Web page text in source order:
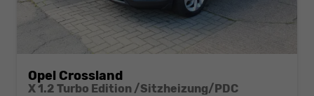
Opel Crossland
X 1.2 Turbo Edition /Sitzheizung/PDC